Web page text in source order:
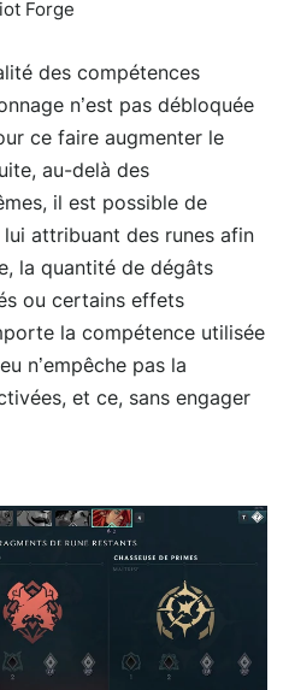
Forge
des compétences
n’est pas débloquée
ce faire augmenter le
au-delà des
il est possible de
attribuant des runes afin
la quantité de dégâts
ou certains effets
la compétence utilisée
n’empêche pas la
et ce, sans engager